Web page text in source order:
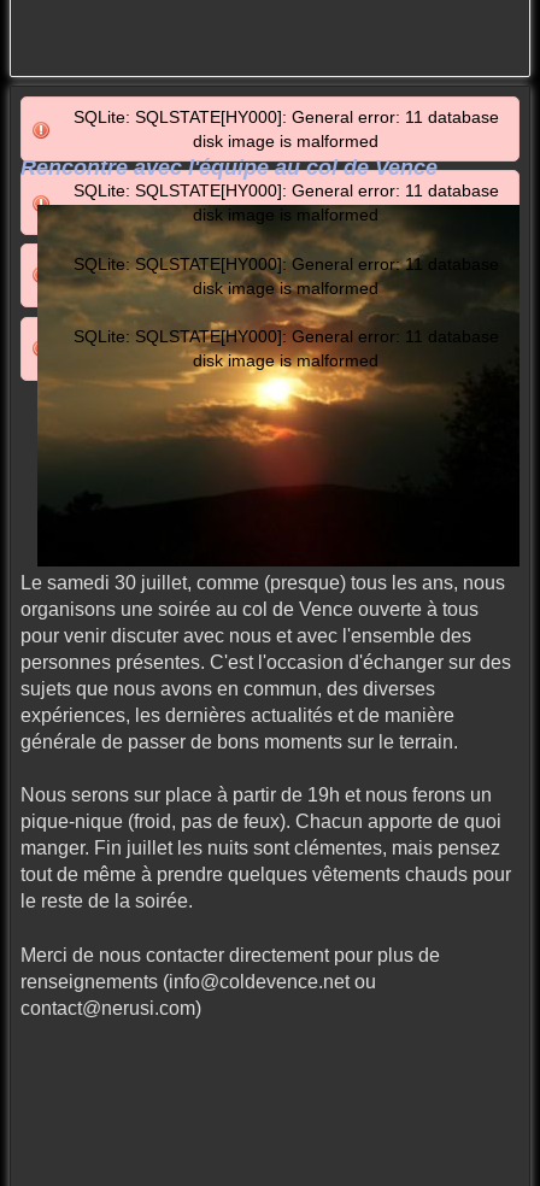
SQLite: SQLSTATE[HY000]: General error: 11 database
disk image is malformed
SQLite: SQLSTATE[HY000]: General error: 11 database
disk image is malformed
SQLite: SQLSTATE[HY000]: General error: 11 database
disk image is malformed
SQLite: SQLSTATE[HY000]: General error: 11 database
disk image is malformed
Rencontre avec l'équipe au col de Vence
Le samedi 30 juillet, comme (presque) tous les ans, nous
organisons une soirée au col de Vence ouverte à tous
pour venir discuter avec nous et avec l'ensemble des
personnes présentes. C'est l'occasion d'échanger sur des
sujets que nous avons en commun, des diverses
expériences, les dernières actualités et de manière
générale de passer de bons moments sur le terrain.
Nous serons sur place à partir de 19h et nous ferons un
pique-nique (froid, pas de feux). Chacun apporte de quoi
manger. Fin juillet les nuits sont clémentes, mais pensez
tout de même à prendre quelques vêtements chauds pour
le reste de la soirée.
Merci de nous contacter directement pour plus de
renseignements (info@coldevence.net ou
contact@nerusi.com)